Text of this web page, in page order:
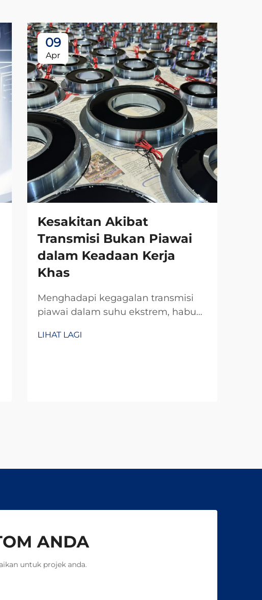
09
Apr
Kesakitan Akibat
Transmisi Bukan Piawai
dalam Keadaan Kerja
Khas
Menghadapi kegagalan transmisi
piawai dalam suhu ekstrem, habuk,
selama 20 tahun menghasilkan
LIHAT LAGI
ANDA
untuk projek anda.